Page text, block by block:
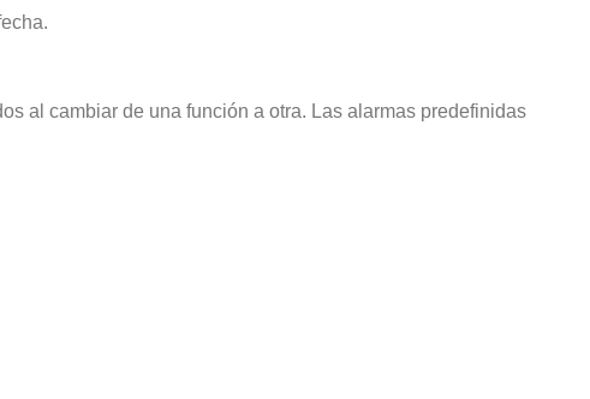
al cambiar de una función a otra. Las alarmas predefinidas